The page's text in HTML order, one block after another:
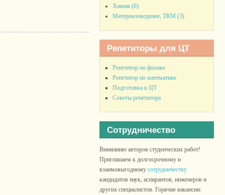
Химия (6)
Материаловедение, ТКМ (3)
Репетиторы для ЦТ
Репетитор по физике
Репетитор по математике
Подготовка к ЦТ
Советы репетитора
Сотрудничество
Вниманию авторов студенческих работ!
Приглашаем к долгосрочному и
взаимовыгодномусотрудничеству
кандидатов наук, аспирантов, инженеров и
других специалистов. Горячие вакансии: